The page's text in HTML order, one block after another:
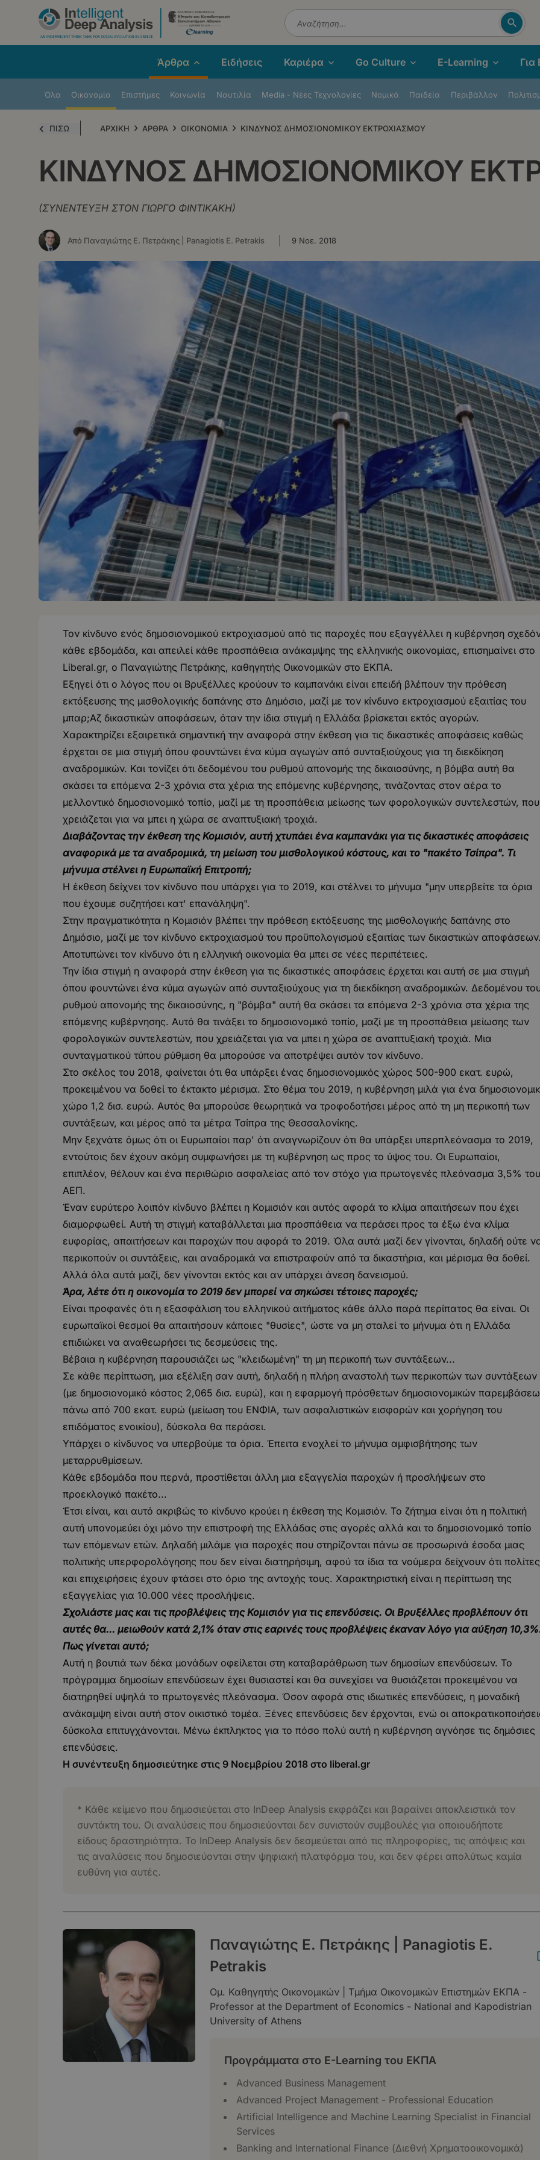
Παράκαμψη
Αναζήτηση
Άρθρα
Όλα Οικονομία Επιστήμες Κοινωνία Ναυτιλία Μedia - Νέες Τεχνολογίες Νομικά Παιδεία Περιβάλλον
Ειδήσεις Καριέρα Go Culture E-Learning Για
ΠΙΣΩ ΑΡΧΙΚΗ › ΑΡΘΡΑ › ΟΙΚΟΝΟΜΙΑ › ΚΙΝΔΥΝΟΣ ΔΗΜΟΣΙΟΝΟΜΙΚΟΥ ΕΚΤΡΟΧΙΑΣΜΟΥ
ΚΙΝΔΥΝΟΣ ΔΗΜΟΣΙΟΝΟΜΙΚΟΥ
(ΣΥΝΕΝΤΕΥΞΗ ΣΤΟΝ ΓΙΩΡΓΟ ΦΙΝΤΙΚΑΚΗ)
Από Παναγιώτης Ε. Πετράκης | Panagiotis E. Petrakis 9 Νοε. 2018
Toν κίνδυνο ενός δημοσιονομικού εκτροχιασμού από τις παροχές που εξαγγέλλει η κυβέρνηση
κάθε εβδομάδα, και απειλεί κάθε προσπάθεια ανάκαμψης της ελληνικής οικονομίας, επισημαίνει στο
Liberal.gr, ο Παναγιώτης Πετράκης, καθηγητής Οικονομικών στο ΕΚΠΑ.
Eξηγεί ότι ο λόγος που οι Βρυξέλλες κρούουν το καμπανάκι είναι επειδή βλέπουν την πρόθεση
εκτόξευσης της μισθολογικής δαπάνης στο Δημόσιο, μαζί με τον κίνδυνο εκτροχιασμού εξαιτίας του
μπαρ;Aζ δικαστικών αποφάσεων, όταν την ίδια στιγμή η Ελλάδα βρίσκεται εκτός αγορών.
Χαρακτηρίζει εξαιρετικά σημαντική την αναφορά στην έκθεση για τις δικαστικές αποφάσεις καθώς
έρχεται σε μια στιγμή όπου φουντώνει ένα κύμα αγωγών από συνταξιούχους για τη διεκδίκηση
αναδρομικών. Και τονίζει ότι δεδομένου του ρυθμού απονομής της δικαιοσύνης, η βόμβα αυτή θα
σκάσει τα επόμενα 2-3 χρόνια στα χέρια της επόμενης κυβέρνησης, τινάζοντας στον αέρα το
μελλοντικό δημοσιονομικό τοπίο, μαζί με τη προσπάθεια μείωσης των φορολογικών συντελεστών, που
χρειάζεται για να μπει η χώρα σε αναπτυξιακή τροχιά.
Διαβάζοντας την έκθεση της Κομισιόν, αυτή χτυπάει ένα καμπανάκι για τις δικαστικές αποφάσεις
αναφορικά με τα αναδρομικά, τη μείωση του μισθολογικού κόστους, και το "πακέτο Τσίπρα". Τι
μήνυμα στέλνει η Ευρωπαϊκή Επιτροπή;
Η έκθεση δείχνει τον κίνδυνο που υπάρχει για το 2019, και στέλνει το μήνυμα "μην υπερβείτε τα όρια
που έχουμε συζητήσει κατ' επανάληψη".
Στην πραγματικότητα η Κομισιόν βλέπει την πρόθεση εκτόξευσης της μισθολογικής δαπάνης στο
Δημόσιο, μαζί με τον κίνδυνο εκτροχιασμού του προϋπολογισμού εξαιτίας των δικαστικών
Αποτυπώνει τον κίνδυνο ότι η ελληνική οικονομία θα μπει σε νέες περιπέτειες.
Την ίδια στιγμή η αναφορά στην έκθεση για τις δικαστικές αποφάσεις έρχεται και αυτή σε μια στιγμή
όπου φουντώνει ένα κύμα αγωγών από συνταξιούχους για τη διεκδίκηση αναδρομικών. Δεδομένου
ρυθμού απονομής της δικαιοσύνης, η "βόμβα" αυτή θα σκάσει τα επόμενα 2-3 χρόνια στα χέρια της
επόμενης κυβέρνησης. Αυτό θα τινάξει το δημοσιονομικό τοπίο, μαζί με τη προσπάθεια μείωσης των
φορολογικών συντελεστών, που χρειάζεται για να μπει η χώρα σε αναπτυξιακή τροχιά. Μια
συνταγματικού τύπου ρύθμιση θα μπορούσε να αποτρέψει αυτόν τον κίνδυνο.
Στο σκέλος του 2018, φαίνεται ότι θα υπάρξει ένας δημοσιονομικός χώρος 500-900 εκατ. ευρώ,
προκειμένου να δοθεί το έκτακτο μέρισμα. Στο θέμα του 2019, η κυβέρνηση μιλά για ένα
χώρο 1,2 δισ. ευρώ. Αυτός θα μπορούσε θεωρητικά να τροφοδοτήσει μέρος από τη μη περικοπή των
συντάξεων, και μέρος από τα μέτρα Τσίπρα της Θεσσαλονίκης.
Μην ξεχνάτε όμως ότι οι Ευρωπαίοι παρ' ότι αναγνωρίζουν ότι θα υπάρξει υπερπλεόνασμα το 2019,
εντούτοις δεν έχουν ακόμη συμφωνήσει με τη κυβέρνηση ως προς το ύψος του. Οι Ευρωπαίοι,
επιπλέον, θέλουν και ένα περιθώριο ασφαλείας από τον στόχο για πρωτογενές πλεόνασμα 3,5% του
ΑΕΠ.
Έναν ευρύτερο λοιπόν κίνδυνο βλέπει η Κομισιόν και αυτός αφορά το κλίμα απαιτήσεων που έχει
διαμορφωθεί. Αυτή τη στιγμή καταβάλλεται μια προσπάθεια να περάσει προς τα έξω ένα κλίμα
ευφορίας, απαιτήσεων και παροχών που αφορά το 2019. Όλα αυτά μαζί δεν γίνονται, δηλαδή ούτε
περικοπούν οι συντάξεις, και αναδρομικά να επιστραφούν από τα δικαστήρια, και μέρισμα θα δοθεί.
Αλλά όλα αυτά μαζί, δεν γίνονται εκτός και αν υπάρχει άνεση δανεισμού.
Άρα, λέτε ότι η οικονομία το 2019 δεν μπορεί να σηκώσει τέτοιες παροχές;
Είναι προφανές ότι η εξασφάλιση του ελληνικού αιτήματος κάθε άλλο παρά περίπατος θα είναι. Οι
ευρωπαϊκοί θεσμοί θα απαιτήσουν κάποιες "θυσίες", ώστε να μη σταλεί το μήνυμα ότι η Ελλάδα
επιδιώκει να αναθεωρήσει τις δεσμεύσεις της.
Βέβαια η κυβέρνηση παρουσιάζει ως "κλειδωμένη" τη μη περικοπή των συντάξεων...
Σε κάθε περίπτωση, μια εξέλιξη σαν αυτή, δηλαδή η πλήρη αναστολή των περικοπών των συντάξεων
(με δημοσιονομικό κόστος 2,065 δισ. ευρώ), και η εφαρμογή πρόσθετων δημοσιονομικών
πάνω από 700 εκατ. ευρώ (μείωση του ΕΝΦΙΑ, των ασφαλιστικών εισφορών και χορήγηση του
επιδόματος ενοικίου), δύσκολα θα περάσει.
Υπάρχει ο κίνδυνος να υπερβούμε τα όρια. Έπειτα ενοχλεί το μήνυμα αμφισβήτησης των
μεταρρυθμίσεων.
Κάθε εβδομάδα που περνά, προστίθεται άλλη μια εξαγγελία παροχών ή προσλήψεων στο
προεκλογικό πακέτο...
Έτσι είναι, και αυτό ακριβώς το κίνδυνο κρούει η έκθεση της Κομισιόν. Το ζήτημα είναι ότι η πολιτική
αυτή υπονομεύει όχι μόνο την επιστροφή της Ελλάδας στις αγορές αλλά και το δημοσιονομικό τοπίο
των επόμενων ετών. Δηλαδή μιλάμε για παροχές που στηρίζονται πάνω σε προσωρινά έσοδα μιας
πολιτικής υπερφορολόγησης που δεν είναι διατηρήσιμη, αφού τα ίδια τα νούμερα δείχνουν ότι πολίτες
και επιχειρήσεις έχουν φτάσει στο όριο της αντοχής τους. Χαρακτηριστική είναι η περίπτωση της
εξαγγελίας για 10.000 νέες προσλήψεις.
Σχολιάστε μας και τις προβλέψεις της Κομισιόν για τις επενδύσεις. Οι Βρυξέλλες προβλέπουν ότι
αυτές θα... μειωθούν κατά 2,1% όταν στις εαρινές τους προβλέψεις έκαναν λόγο για αύξηση
Πως γίνεται αυτό;
Αυτή η βουτιά των δέκα μονάδων οφείλεται στη καταβαράθρωση των δημοσίων επενδύσεων. Το
πρόγραμμα δημοσίων επενδύσεων έχει θυσιαστεί και θα συνεχίσει να θυσιάζεται προκειμένου να
διατηρηθεί υψηλά το πρωτογενές πλεόνασμα. Όσον αφορά στις ιδιωτικές επενδύσεις, η μοναδική
ανάκαμψη είναι αυτή στον οικιστικό τομέα. Ξένες επενδύσεις δεν έρχονται, ενώ οι
δύσκολα επιτυγχάνονται. Μένω έκπληκτος για το πόσο πολύ αυτή η κυβέρνηση αγνόησε τις δημόσιες
επενδύσεις.
Η συνέντευξη δημοσιεύτηκε στις 9 Νοεμβρίου 2018 στο liberal.gr
* Κάθε κείμενο που δημοσιεύεται στο InDeep Analysis εκφράζει και βαραίνει αποκλειστικά τον
συντάκτη του. Οι αναλύσεις που δημοσιεύονται δεν συνιστούν συμβουλές για οποιουδήποτε
είδους δραστηριότητα. Το InDeep Analysis δεν δεσμεύεται από τις πληροφορίες, τις απόψεις και
τις αναλύσεις που δημοσιεύονται στην ψηφιακή πλατφόρμα του, και δεν φέρει απολύτως καμία
ευθύνη για αυτές.
Παναγιώτης Ε. Πετράκης | Panagiotis E.
Petrakis
Ομ. Καθηγητής Οικονομικών | Τμήμα Οικονομικών Επιστημών ΕΚΠΑ -
Professor at the Department of Economics - National and Kapodistrian
University of Athens
Προγράμματα στο E-Learning του ΕΚΠΑ
Advanced Business Management
Advanced Project Management - Professional Education
Artificial Intelligence and Machine Learning Specialist in Financial
Services
Banking and International Finance (Διεθνή Χρηματοοικονομικά)